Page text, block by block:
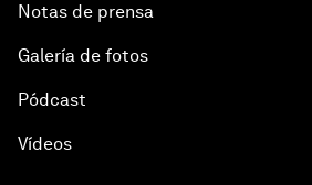
Notas de prensa
Galería de fotos
Pódcast
Vídeos